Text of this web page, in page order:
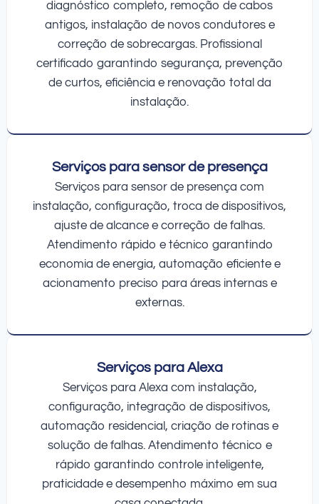
diagnóstico completo, remoção de cabos
antigos, instalação de novos condutores e
correção de sobrecargas. Profissional
certificado garantindo segurança, prevenção
de curtos, eficiência e renovação total da
instalação.
Serviços para sensor de presença
Serviços para sensor de presença com
instalação, configuração, troca de dispositivos,
ajuste de alcance e correção de falhas.
Atendimento rápido e técnico garantindo
economia de energia, automação eficiente e
acionamento preciso para áreas internas e
externas.
Serviços para Alexa
Serviços para Alexa com instalação,
configuração, integração de dispositivos,
automação residencial, criação de rotinas e
solução de falhas. Atendimento técnico e
rápido garantindo controle inteligente,
praticidade e desempenho máximo em sua